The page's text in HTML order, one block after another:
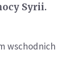
Syrii.
wschodnich